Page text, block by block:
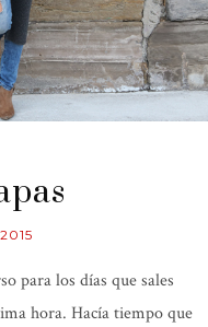
para los días que sales
hora. Hacía tiempo que